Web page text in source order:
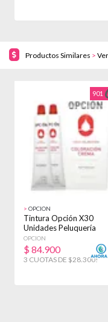
Productos Similares > Ver
901
> OPCION
Tintura Opción X30
Unidades Peluquería
Profesional Color Varios
OPCION
$ 84.900
3 CUOTAS DE $28.300!